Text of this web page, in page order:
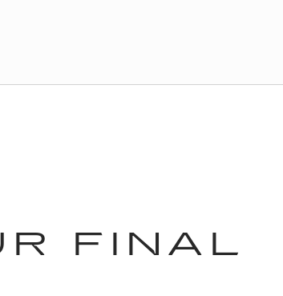
FINAL